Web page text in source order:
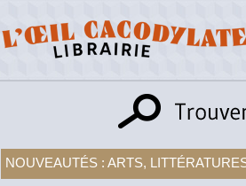
NOUVEAUTÉS : ARTS,